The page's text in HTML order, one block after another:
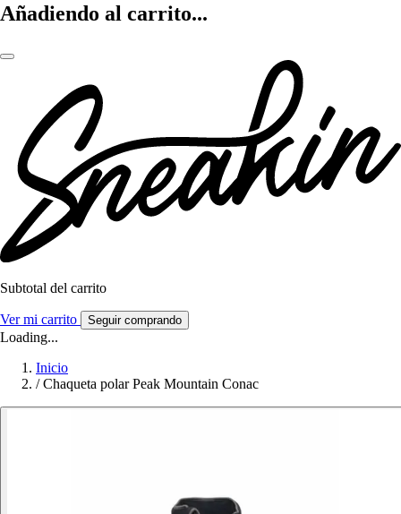
Añadiendo al carrito...
Subtotal del carrito
Ver mi carrito Seguir comprando
Loading...
Inicio
/ Chaqueta polar Peak Mountain Conac